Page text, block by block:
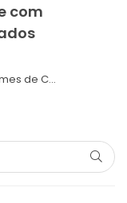
com
de C...